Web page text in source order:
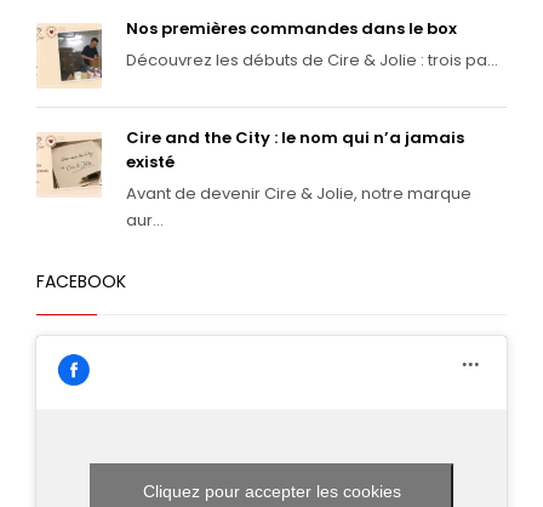
Nos premières commandes dans le box
Découvrez les débuts de Cire & Jolie : trois pa...
Cire and the City : le nom qui n’a jamais
existé
Avant de devenir Cire & Jolie, notre marque
aur...
FACEBOOK
Cliquez pour accepter les cookies